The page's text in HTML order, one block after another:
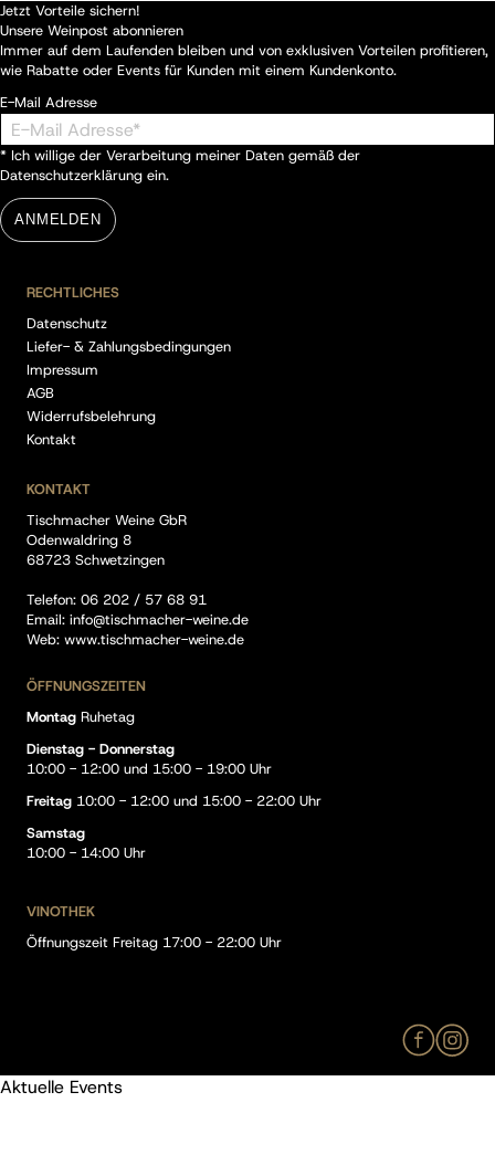
Jetzt Vorteile sichern!
Unsere Weinpost abonnieren
Immer auf dem Laufenden bleiben und von exklusiven Vorteilen profitieren,
wie Rabatte oder Events für Kunden mit einem Kundenkonto.
E-Mail Adresse
* Ich willige der Verarbeitung meiner Daten gemäß der
Datenschutzerklärung ein.
ANMELDEN
RECHTLICHES
Datenschutz
Liefer- & Zahlungsbedingungen
Impressum
AGB
Widerrufsbelehrung
Kontakt
KONTAKT
Tischmacher Weine GbR
Odenwaldring 8
68723 Schwetzingen
Telefon: 06 202 / 57 68 91
Email: info@tischmacher-weine.de
Web: www.tischmacher-weine.de
ÖFFNUNGSZEITEN
Montag Ruhetag
Dienstag - Donnerstag
10:00 - 12:00 und 15:00 - 19:00 Uhr
Freitag 10:00 - 12:00 und 15:00 - 22:00 Uhr
Samstag
10:00 - 14:00 Uhr
VINOTHEK
Öffnungszeit Freitag 17:00 - 22:00 Uhr
Aktuelle Events